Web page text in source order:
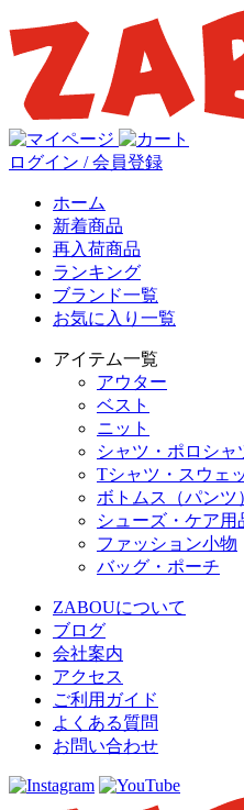
ログイン / 会員登録
ホーム
新着商品
再入荷商品
ランキング
ブランド一覧
お気に入り一覧
アイテム一覧
アウター
ベスト
ニット
シャツ・ポロシャ
Tシャツ・スウェ
ボトムス（パンツ
シューズ・ケア用
ファッション小物
バッグ・ポーチ
ZABOUについて
ブログ
会社案内
アクセス
ご利用ガイド
よくある質問
お問い合わせ